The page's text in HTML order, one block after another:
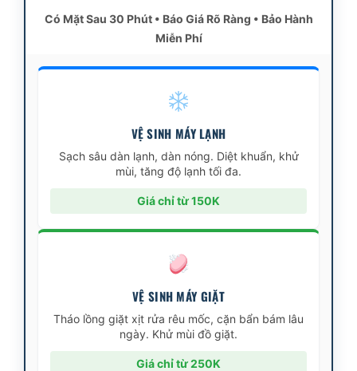
Có Mặt Sau 30 Phút • Báo Giá Rõ Ràng • Bảo Hành
Miễn Phí
VỆ SINH MÁY LẠNH
Sạch sâu dàn lạnh, dàn nóng. Diệt khuẩn, khử
mùi, tăng độ lạnh tối đa.
Giá chỉ từ 150K
VỆ SINH MÁY GIẶT
Tháo lồng giặt xịt rửa rêu mốc, cặn bẩn bám lâu
ngày. Khử mùi đồ giặt.
Giá chỉ từ 250K